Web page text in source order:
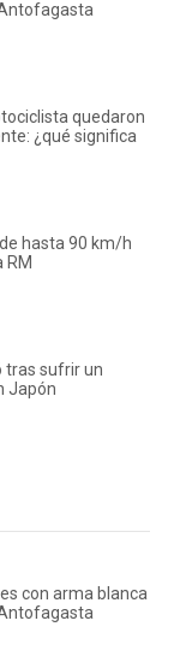
quedaron
¿qué significa
hasta 90 km/h
RM
tras sufrir un
Japón
con arma blanca